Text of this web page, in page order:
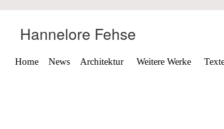
Hannelore Fehse
Home News Architektur Weitere Werke